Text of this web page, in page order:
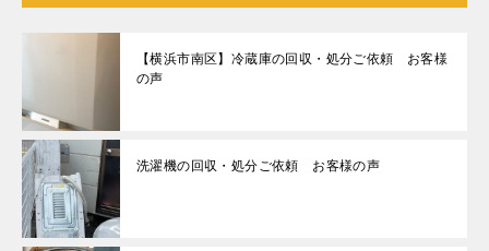
【横浜市南区】冷蔵庫の回収・処分ご依頼 お客様
の声
洗濯機の回収・処分ご依頼 お客様の声